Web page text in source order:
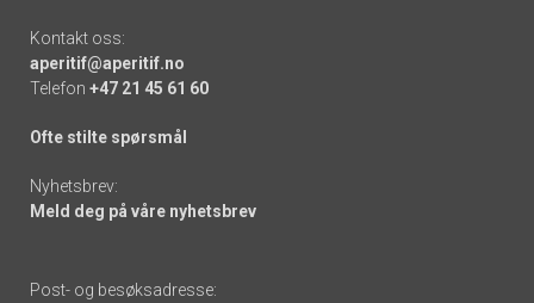
Kontakt oss:
aperitif@aperitif.no
Telefon +47 21 45 61 60
Ofte stilte spørsmål
Nyhetsbrev:
Meld deg på våre nyhetsbrev
Post- og besøksadresse: